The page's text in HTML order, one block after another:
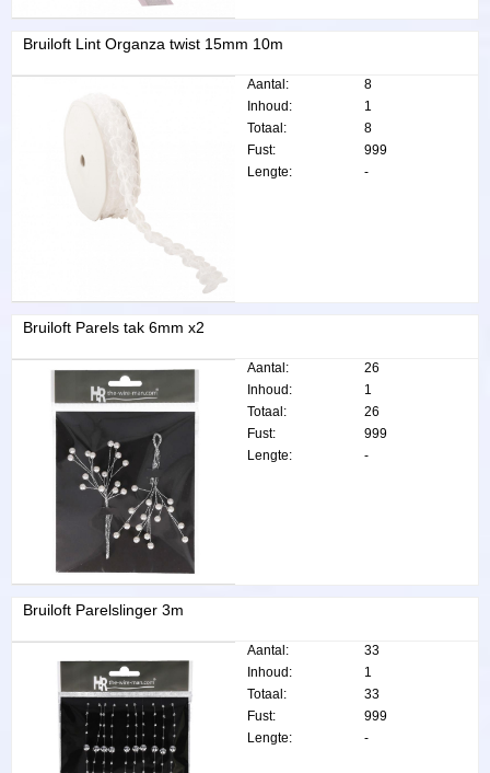
Bruiloft Lint Organza twist 15mm 10m
Aantal:
8
Inhoud:
1
Totaal:
8
Fust:
999
Lengte:
-
Bruiloft Parels tak 6mm x2
Aantal:
26
Inhoud:
1
Totaal:
26
Fust:
999
Lengte:
-
Bruiloft Parelslinger 3m
Aantal:
33
Inhoud:
1
Totaal:
33
Fust:
999
Lengte:
-